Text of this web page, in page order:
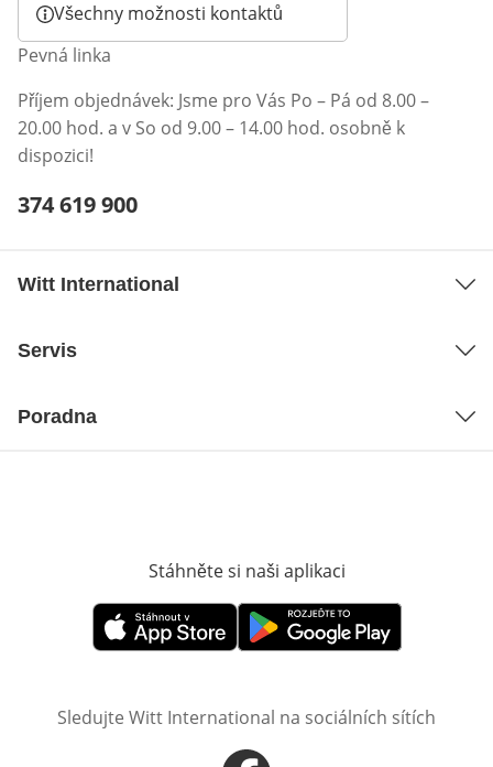
Všechny možnosti kontaktů
Pevná linka
Příjem objednávek: Jsme pro Vás Po – Pá od 8.00 –
20.00 hod. a v So od 9.00 – 14.00 hod. osobně k
dispozici!
Telefonní číslo:
374 619 900
Witt International
Servis
Poradna
Stáhněte si naši aplikaci
Otevře v novém okněOtevře v novém okně
Sledujte Witt International na sociálních sítích